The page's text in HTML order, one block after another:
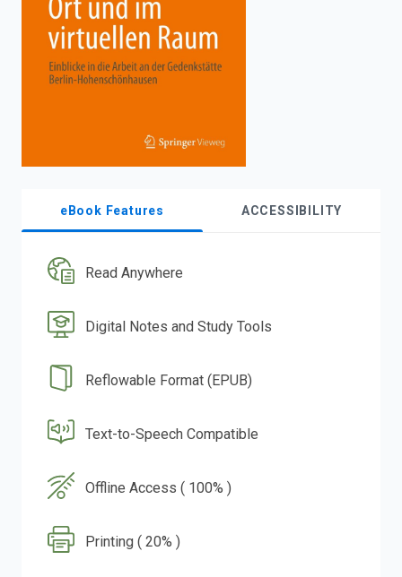
eBook Features ACCESSIBILITY
Read Anywhere
Digital Notes and Study Tools
Reflowable Format (EPUB)
Text-to-Speech Compatible
Offline Access ( 100% )
Printing ( 20% )